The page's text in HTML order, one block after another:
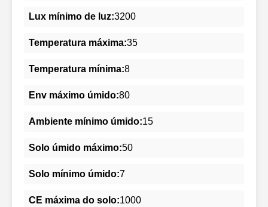
Lux mínimo de luz:3200
Temperatura máxima:35
Temperatura mínima:8
Env máximo úmido:80
Ambiente mínimo úmido:15
Solo úmido máximo:50
Solo mínimo úmido:7
CE máxima do solo:1000